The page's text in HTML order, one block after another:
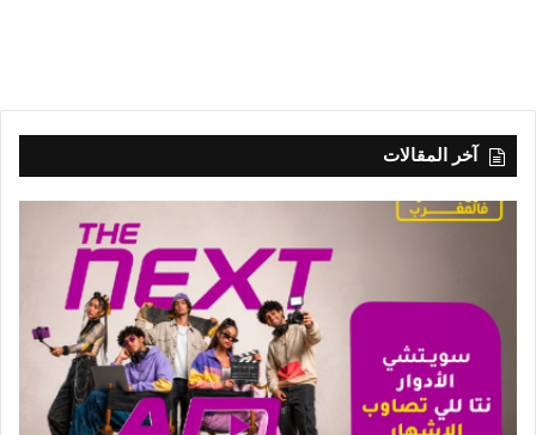
آخر المقالات